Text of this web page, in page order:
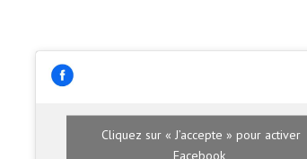
Cliquez sur « J’accepte » pour activer
Facebook